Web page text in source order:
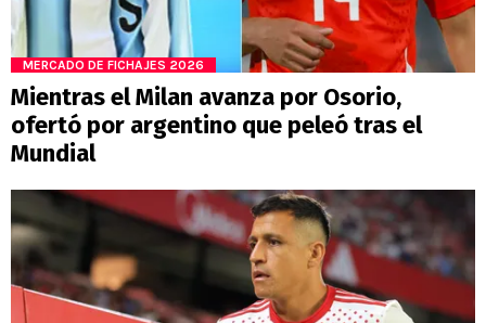
MERCADO DE FICHAJES 2026
Mientras el Milan avanza por Osorio,
ofertó por argentino que peleó tras el
Mundial